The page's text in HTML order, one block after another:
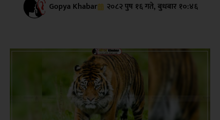
Gopya Khabar २०८२ पुष १६ गते, बुधबार १०:४६